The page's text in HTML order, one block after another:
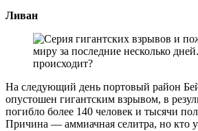
Ливан
На следующий день портовый район
опустошен гигантским взрывом, в
погибло более 140 человек и тысячи
Причина — аммиачная селитра, но